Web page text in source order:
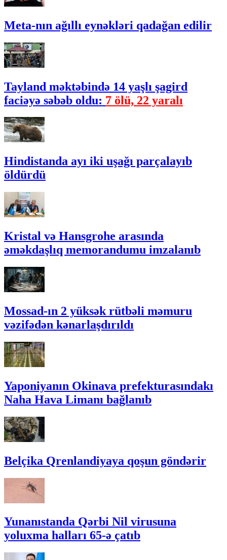
Meta-nın ağıllı eynəkləri qadağan edilir
Tayland məktəbində 14 yaşlı şagird
faciəyə səbəb oldu: 7 ölü, 22 yaralı
Hindistanda ayı iki uşağı parçalayıb
öldürdü
Kristal və Hansgrohe arasında
əməkdaşlıq memorandumu imzalanıb
Mossad-ın 2 yüksək rütbəli məmuru
vəzifədən kənarlaşdırıldı
Yaponiyanın Okinava prefekturasındakı
Naha Hava Limanı bağlanıb
Belçika Qrenlandiyaya qoşun göndərir
Yunanıstanda Qərbi Nil virusuna
yoluxma halları 65-ə çatıb